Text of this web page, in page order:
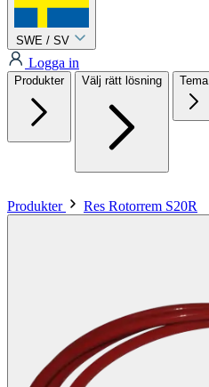
SWE / SV
Logga in
Produkter Välj rätt lösning Tema
Produkter Res Rotorrem S20R